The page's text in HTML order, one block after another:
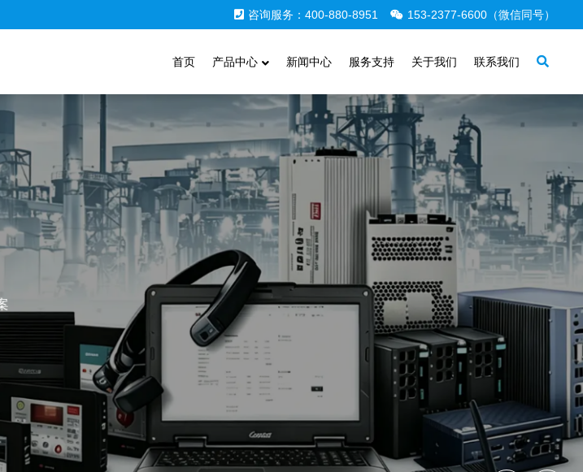
咨询服务：400-880-8951 153-2377-6600（微信同号）
首页 产品中心 新闻中心 服务支持 关于我们 联系我们